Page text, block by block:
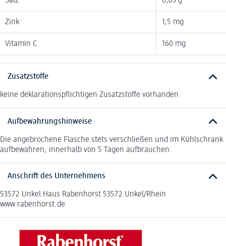
Zink 1,5 mg
Vitamin C 160 mg
Zusatzstoffe
keine deklarationspflichtigen Zusatzstoffe vorhanden
Aufbewahrungshinweise
Die angebrochene Flasche stets verschließen und im Kühlschrank
aufbewahren; innerhalb von 5 Tagen aufbrauchen.
Anschrift des Unternehmens
53572 Unkel Haus Rabenhorst 53572 Unkel/Rhein
www.rabenhorst.de